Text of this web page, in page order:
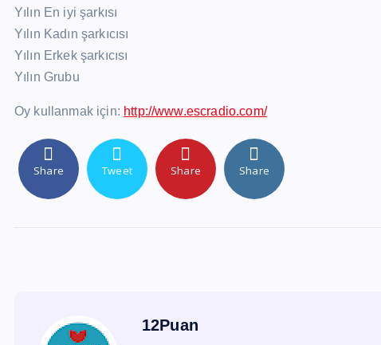
Yılın En iyi şarkısı
Yılın Kadın şarkıcısı
Yılın Erkek şarkıcısı
Yılın Grubu
Oy kullanmak için: http://www.escradio.com/
Share Tweet Share Share
12Puan